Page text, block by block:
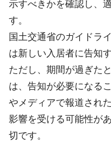
示すべきかを確認し、
す。
国土交通省のガイドラ
は新しい入居者に告知
ただし、期間が過ぎた
は、告知が必要になる
やメディアで報道され
影響を受ける可能性が
切です。